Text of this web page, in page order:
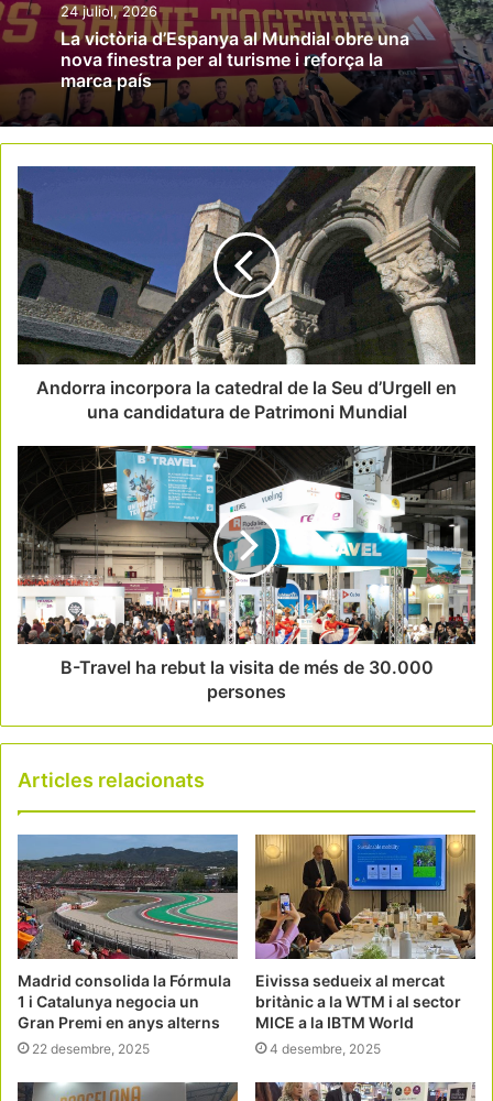
24 juliol, 2026
La victòria d’Espanya al Mundial obre una
nova finestra per al turisme i reforça la
marca país
Andorra incorpora la catedral de la Seu d’Urgell en
una candidatura de Patrimoni Mundial
B-Travel ha rebut la visita de més de 30.000
persones
Articles relacionats
Madrid consolida la Fórmula
1 i Catalunya negocia un
Gran Premi en anys alterns
22 desembre, 2025
Eivissa sedueix al mercat
britànic a la WTM i al sector
MICE a la IBTM World
4 desembre, 2025